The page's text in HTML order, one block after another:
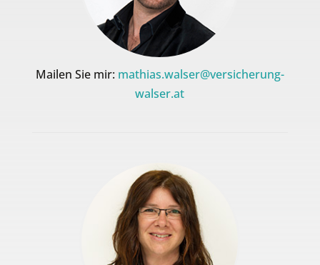
Mailen Sie mir: mathias.walser@versicherung-
walser.at